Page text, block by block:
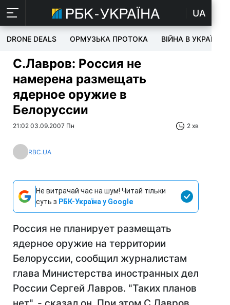
UA
DRONE DEALS ОРМУЗЬКА ПРОТОКА ВІЙНА В УКРАЇНІ
С.Лавров: Россия не
намерена размещать
ядерное оружие в
Белоруссии
21:02 03.09.2007 Пн 2 хв
RBC.UA
Не витрачай час на шум! Читай тільки
суть з РБК-Україна у Google
Россия не планирует размещать
ядерное оружие на территории
Белоруссии, сообщил журналистам
глава Министерства иностранных дел
России Сергей Лавров. "Таких планов